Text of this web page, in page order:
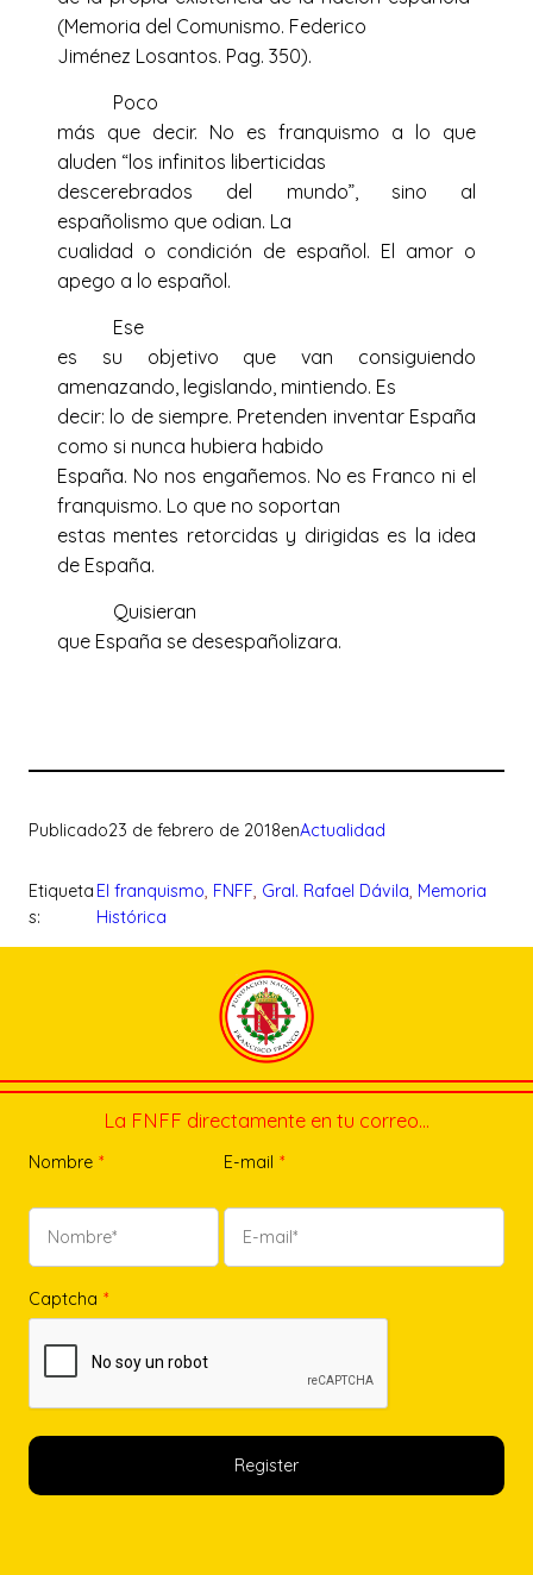
(Memoria del Comunismo. Federico
Jiménez Losantos. Pag. 350).
Poco
más que decir. No es franquismo a lo que
aluden “los infinitos liberticidas
descerebrados del mundo”, sino al
españolismo que odian. La
cualidad o condición de español. El amor o
apego a lo español.
Ese
es su objetivo que van consiguiendo
amenazando, legislando, mintiendo. Es
decir: lo de siempre. Pretenden inventar España
como si nunca hubiera habido
España. No nos engañemos. No es Franco ni el
franquismo. Lo que no soportan
estas mentes retorcidas y dirigidas es la idea
de España.
Quisieran
que España se desespañolizara.
Publicado23 de febrero de 2018enActualidad
Etiqueta
s:
El franquismo FNFF Gral. Rafael Dávila Memoria
Histórica
La FNFF directamente en tu correo…
Nombre * E-mail *
Captcha *